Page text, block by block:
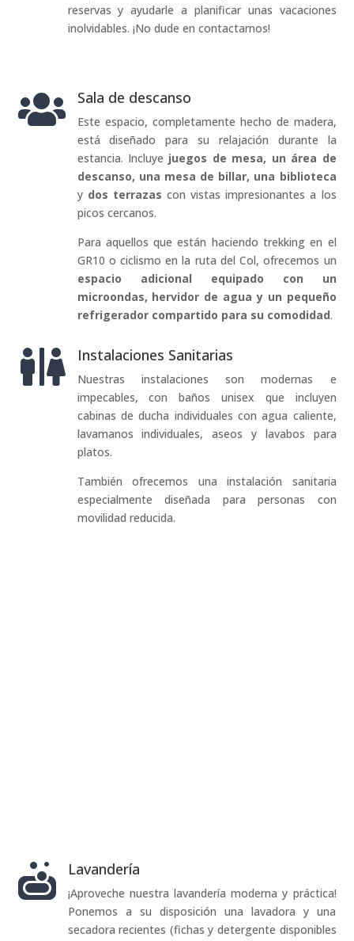
reservas y ayudarle a planificar unas vacaciones
inolvidables. ¡No dude en contactarnos!
 Sala de descanso
Este espacio, completamente hecho de madera,
está diseñado para su relajación durante la
estancia. Incluye juegos de mesa, un área de
descanso, una mesa de billar, una biblioteca
y dos terrazas con vistas impresionantes a los
picos cercanos.
Para aquellos que están haciendo trekking en el
GR10 o ciclismo en la ruta del Col, ofrecemos un
espacio adicional equipado con un
microondas, hervidor de agua y un pequeño
refrigerador compartido para su comodidad.
 Instalaciones Sanitarias
Nuestras instalaciones son modernas e
impecables, con baños unisex que incluyen
cabinas de ducha individuales con agua caliente,
lavamanos individuales, aseos y lavabos para
platos.
También ofrecemos una instalación sanitaria
especialmente diseñada para personas con
movilidad reducida.
 Lavandería
¡Aproveche nuestra lavandería moderna y práctica!
Ponemos a su disposición una lavadora y una
secadora recientes (fichas y detergente disponibles